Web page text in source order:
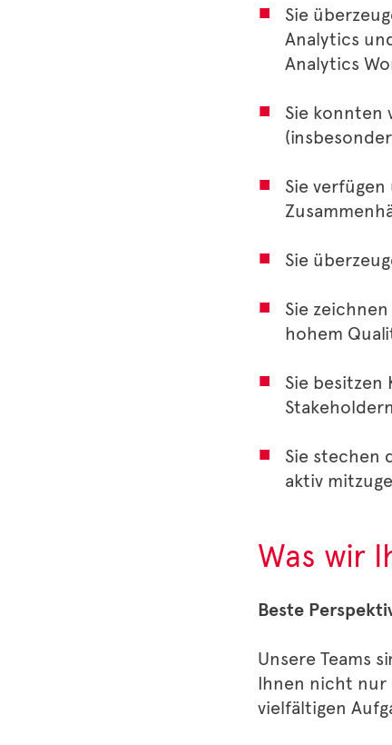
Sie
Analytics
Analytics
Sie konnten
Sie
Sie
Sie
hohem
Sie besitzen
Sie stechen
aktiv
Was wir
Beste
Unsere Teams
Ihnen nicht nur
vielfältigen